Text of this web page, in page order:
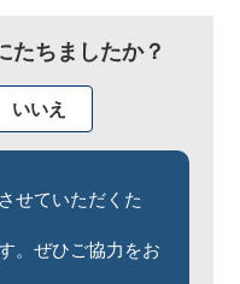
たちましたか？
いいえ
せていただくた
。ぜひご協力をお